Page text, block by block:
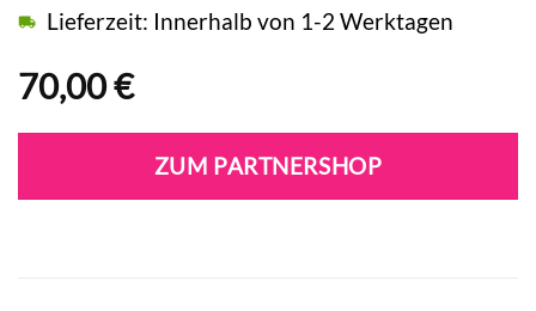
70,00€
Lieferzeit: Innerhalb von 1-2 Werktagen
ZUM PARTNERSHOP